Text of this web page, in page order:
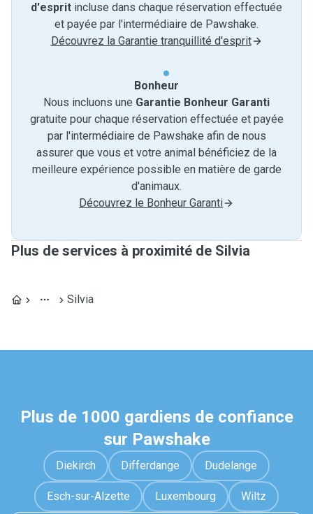
d'esprit incluse dans chaque réservation effectuée
et payée par l'intermédiaire de Pawshake.
Découvrez la Garantie tranquillité d'esprit
Bonheur
Nous incluons une Garantie Bonheur Garanti
gratuite pour chaque réservation effectuée et payée
par l'intermédiaire de Pawshake afin de nous
assurer que vous et votre animal bénéficiez de la
meilleure expérience possible en matière de garde
d'animaux.
Découvrez le Bonheur Garanti
Plus de services à proximité de Silvia
Silvia
Plus de 1000 gardiens de confiance
sur Pawshake
Diekirch Differdange Dudelange
Esch-sur-Alzette Luxembourg Wiltz